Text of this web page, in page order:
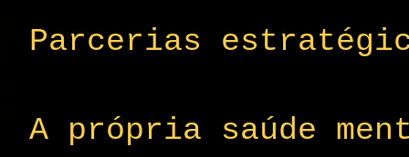
Parcerias
A própria saúde